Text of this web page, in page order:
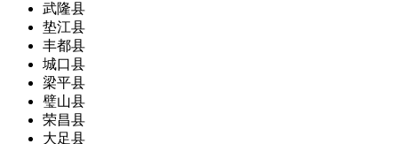
武隆县
垫江县
丰都县
城口县
梁平县
璧山县
荣昌县
大足县